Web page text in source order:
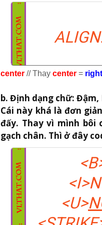
center // Thay center = right
b. Định dạng chữ: Đậm,
Cái này khá là đơn
đấy. Thay vì mình bôi
gạch chân. Thì ở đây
<I>
<U>